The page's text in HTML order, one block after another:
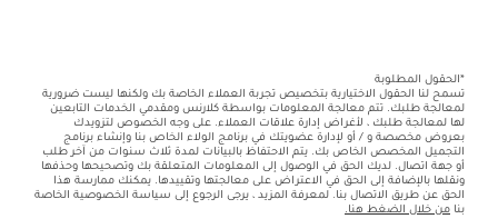
*الحقول المطلوبة
تسمح لنا الحقول الاختيارية بتخصيص تجربة العملاء الخاصة بك ولكنها ليست ضرورية
لمعالجة طلبك. تتم معالجة المعلومات بواسطة كلارنس ومقدمي الخدمات التابعين
لها لمعالجة طلبك ، لأغراض إدارة علاقات العملاء. على وجه الخصوص لتزويدك
بعروض مخصصة و / أو لإدارة عضويتك في برنامج الولاء الخاص بنا وإنشاء برنامج
التجميل المخصص الخاص بك. يتم الاحتفاظ بالبيانات لمدة ثلاث سنوات من آخر طلب
أو جهة اتصال. لديك الحق في الوصول إلى المعلومات المتعلقة بك وتصحيحها وحذفها
ونقلها بالإضافة إلى الحق في الاعتراض على معالجتها وتقييدها. يمكنك ممارسة هذا
الحق عن طريق الاتصال بنا. لمعرفة المزيد ، يرجى الرجوع إلى سياسة الخصوصية الخاصة
بنا من خلال الضغط هنا.